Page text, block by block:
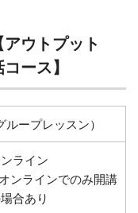
ウトプット
ース】
ープレッスン）
ライン
ンラインでのみ開講
合あり